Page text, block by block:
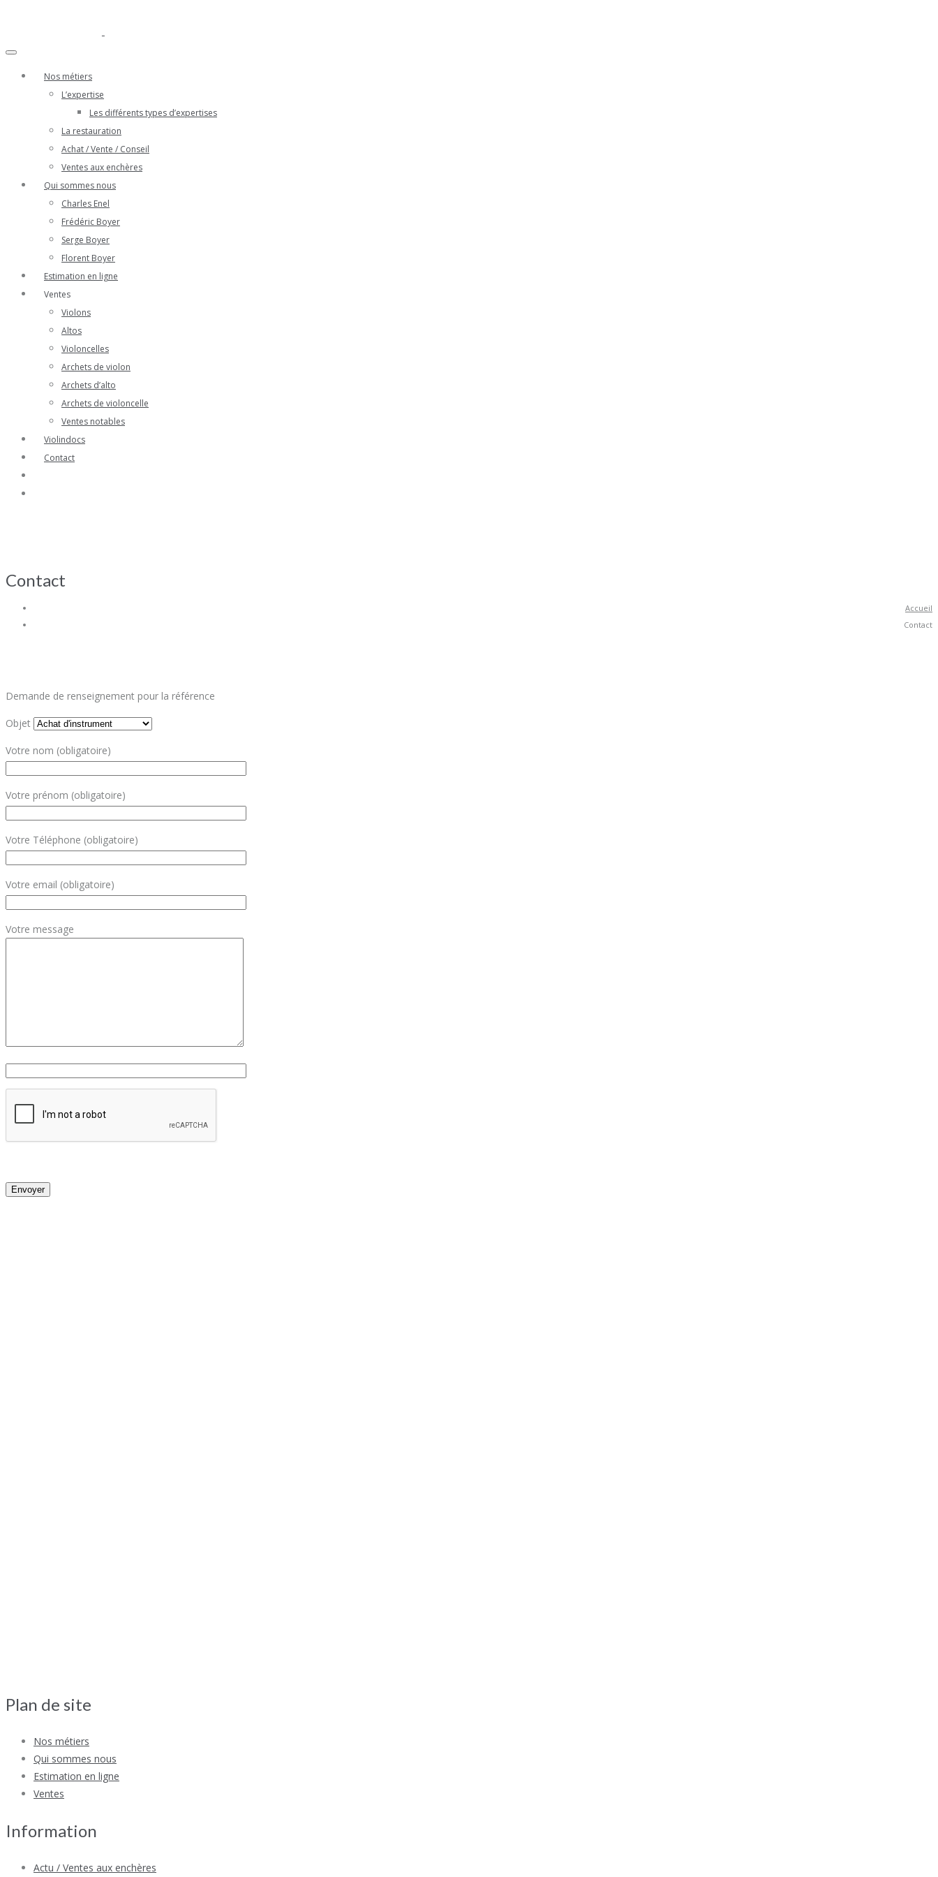
Nos métiers
L’expertise
Les différents types d’expertises
La restauration
Achat / Vente / Conseil
Ventes aux enchères
Qui sommes nous
Charles Enel
Frédéric Boyer
Serge Boyer
Florent Boyer
Estimation en ligne
Ventes
Violons
Altos
Violoncelles
Archets de violon
Archets d’alto
Archets de violoncelle
Ventes notables
Violindocs
Contact
Contact
Accueil
Contact
Demande de renseignement pour la référence
Objet
Votre nom (obligatoire)
Votre prénom (obligatoire)
Votre Téléphone (obligatoire)
Votre email (obligatoire)
Votre message
Plan de site
Nos métiers
Qui sommes nous
Estimation en ligne
Ventes
Information
Actu / Ventes aux enchères